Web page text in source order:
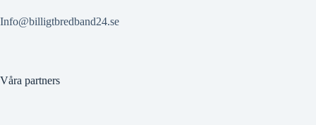
Info@billigtbredband24.se
Våra partners